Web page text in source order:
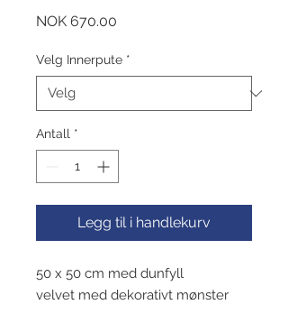
NOK 670.00
Velg Innerpute *
Antall *
Legg til i handlekurv
50 x 50 cm med dunfyll
velvet med dekorativt mønster